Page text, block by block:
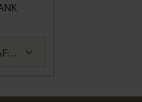
LENGTE: 120 CM, AFWERKING: GEOLIED